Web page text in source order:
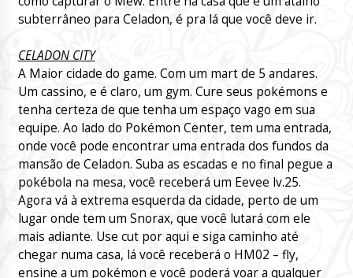
subterrâneo para Celadon, é pra lá que você deve ir.
CELADON CITY
A Maior cidade do game. Com um mart de 5 andares.
Um cassino, e é claro, um gym. Cure seus pokémons e
tenha certeza de que tenha um espaço vago em sua
equipe. Ao lado do Pokémon Center, tem uma entrada,
onde você pode encontrar uma entrada dos fundos da
mansão de Celadon. Suba as escadas e no final pegue a
pokébola na mesa, você receberá um Eevee lv.25.
Agora vá à extrema esquerda da cidade, perto de um
lugar onde tem um Snorax, que você lutará com ele
mais adiante. Use cut por aqui e siga caminho até
chegar numa casa, lá você receberá o HM02 – fly,
ensine a um pokémon e você poderá voar a qualquer